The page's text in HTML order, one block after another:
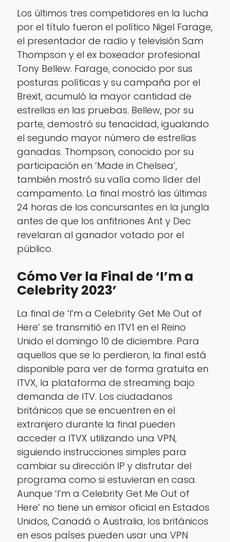
Los últimos tres competidores en la lucha
por el título fueron el político Nigel Farage,
el presentador de radio y televisión Sam
Thompson y el ex boxeador profesional
Tony Bellew. Farage, conocido por sus
posturas políticas y su campaña por el
Brexit, acumuló la mayor cantidad de
estrellas en las pruebas. Bellew, por su
parte, demostró su tenacidad, igualando
el segundo mayor número de estrellas
ganadas. Thompson, conocido por su
participación en ‘Made in Chelsea’,
también mostró su valía como líder del
campamento. La final mostró las últimas
24 horas de los concursantes en la jungla
antes de que los anfitriones Ant y Dec
revelaran al ganador votado por el
público.
Cómo Ver la Final de ‘I’m a
Celebrity 2023’
La final de ‘I’m a Celebrity Get Me Out of
Here’ se transmitió en ITV1 en el Reino
Unido el domingo 10 de diciembre. Para
aquellos que se lo perdieron, la final está
disponible para ver de forma gratuita en
ITVX, la plataforma de streaming bajo
demanda de ITV. Los ciudadanos
británicos que se encuentren en el
extranjero durante la final pueden
acceder a ITVX utilizando una VPN,
siguiendo instrucciones simples para
cambiar su dirección IP y disfrutar del
programa como si estuvieran en casa.
Aunque ‘I’m a Celebrity Get Me Out of
Here’ no tiene un emisor oficial en Estados
Unidos, Canadá o Australia, los británicos
en esos países pueden usar una VPN